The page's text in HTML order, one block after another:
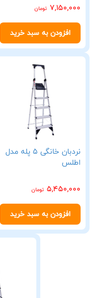
7,150,000 تومان
افزودن به سبد خرید
نردبان خانگی 5 پله مدل
اطلس
5,450,000 تومان
افزودن به سبد خرید